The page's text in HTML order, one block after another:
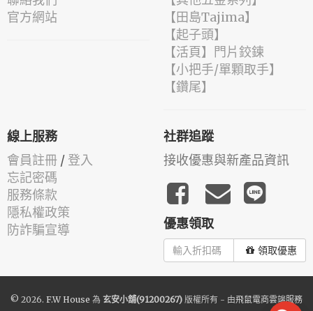
官方網站
【田島Tajima】
【起子頭】
【活頁】門片鉸鍊
【小把手/單顆取手】
【鑽尾】
線上服務
會員註冊 / 登入
忘記密碼
服務條款
隱私權政策
防詐騙宣導
社群追蹤
接收優惠與新產品資訊
優惠領取
領取優惠
© 2026. F.W House 為 玄安小舖(91200267) 版權所有 - 由飛鼠電商雲端服務